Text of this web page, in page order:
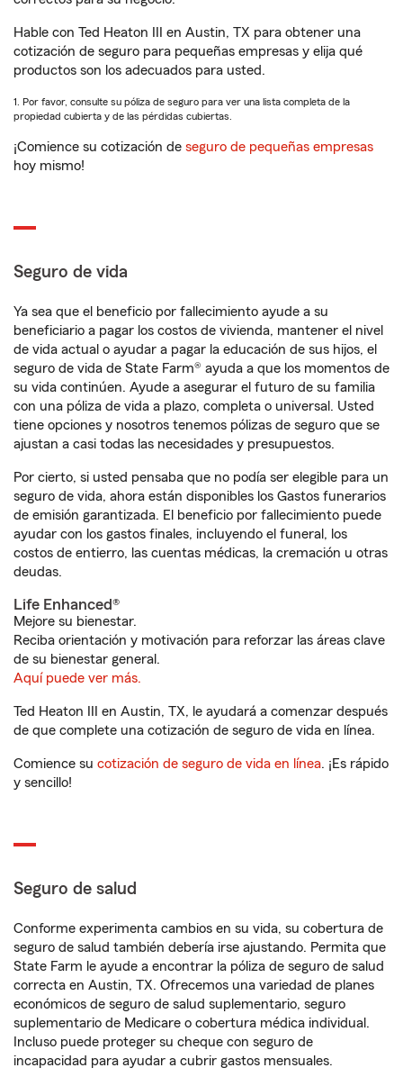
Hable con Ted Heaton III en Austin, TX para obtener una
cotización de seguro para pequeñas empresas y elija qué
productos son los adecuados para usted.
1. Por favor, consulte su póliza de seguro para ver una lista completa de la
propiedad cubierta y de las pérdidas cubiertas.
¡Comience su cotización de seguro de pequeñas empresas
hoy mismo!
Seguro de vida
Ya sea que el beneficio por fallecimiento ayude a su
beneficiario a pagar los costos de vivienda, mantener el nivel
de vida actual o ayudar a pagar la educación de sus hijos, el
seguro de vida de State Farm® ayuda a que los momentos de
su vida continúen. Ayude a asegurar el futuro de su familia
con una póliza de vida a plazo, completa o universal. Usted
tiene opciones y nosotros tenemos pólizas de seguro que se
ajustan a casi todas las necesidades y presupuestos.
Por cierto, si usted pensaba que no podía ser elegible para un
seguro de vida, ahora están disponibles los Gastos funerarios
de emisión garantizada. El beneficio por fallecimiento puede
ayudar con los gastos finales, incluyendo el funeral, los
costos de entierro, las cuentas médicas, la cremación u otras
deudas.
Life Enhanced®
Mejore su bienestar.
Reciba orientación y motivación para reforzar las áreas clave
de su bienestar general.
Aquí puede ver más.
Ted Heaton III en Austin, TX, le ayudará a comenzar después
de que complete una cotización de seguro de vida en línea.
Comience su cotización de seguro de vida en línea. ¡Es rápido
y sencillo!
Seguro de salud
Conforme experimenta cambios en su vida, su cobertura de
seguro de salud también debería irse ajustando. Permita que
State Farm le ayude a encontrar la póliza de seguro de salud
correcta en Austin, TX. Ofrecemos una variedad de planes
económicos de seguro de salud suplementario, seguro
suplementario de Medicare o cobertura médica individual.
Incluso puede proteger su cheque con seguro de
incapacidad para ayudar a cubrir gastos mensuales.